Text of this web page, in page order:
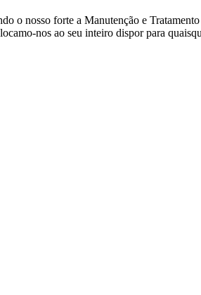
o nosso forte a Manutenção e
nos ao seu inteiro dispor para